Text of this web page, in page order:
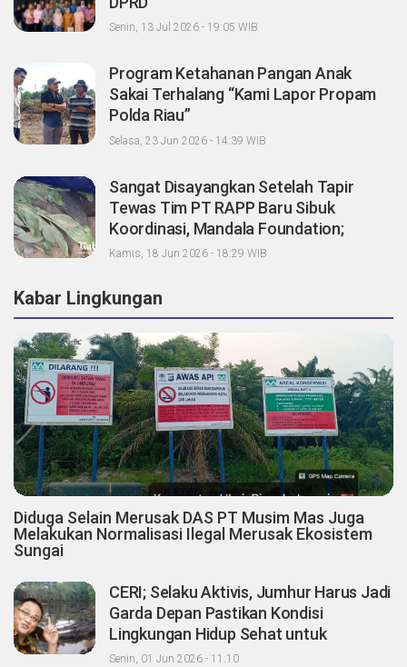
Senin, 13 Jul 2026 - 19:05 WIB
Program Ketahanan Pangan Anak
Sakai Terhalang “Kami Lapor Propam
Polda Riau”
Selasa, 23 Jun 2026 - 14:39 WIB
Sangat Disayangkan Setelah Tapir
Tewas Tim PT RAPP Baru Sibuk
Koordinasi, Mandala Foundation;
Tanggung Jawab Pemegang Konsesi
Kamis, 18 Jun 2026 - 18:29 WIB
Kabar Lingkungan
Diduga Selain Merusak DAS PT Musim Mas Juga
Melakukan Normalisasi Ilegal Merusak Ekosistem
Sungai
CERI; Selaku Aktivis, Jumhur Harus Jadi
Garda Depan Pastikan Kondisi
Lingkungan Hidup Sehat untuk
Masyarakat "Apalagi Setelah menjadi
Senin, 01 Jun 2026 - 11:10